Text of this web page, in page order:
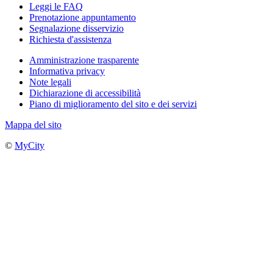
Leggi le FAQ
Prenotazione appuntamento
Segnalazione disservizio
Richiesta d'assistenza
Amministrazione trasparente
Informativa privacy
Note legali
Dichiarazione di accessibilità
Piano di miglioramento del sito e dei servizi
Mappa del sito
© MyCity